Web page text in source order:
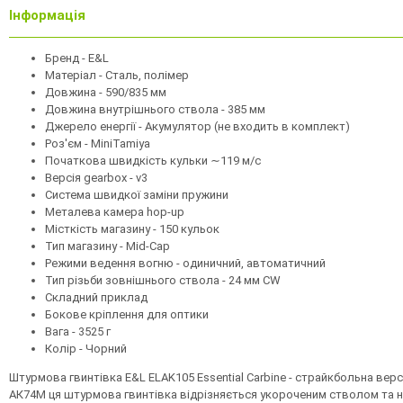
Інформація
Бренд - E&L
Матеріал - Сталь, полімер
Довжина - 590/835 мм
Довжина внутрішнього ствола - 385 мм
Джерело енергії - Акумулятор (не входить в комплект)
Роз'єм - MiniTamiya
Початкова швидкість кульки ∼119 м/с
Версія gearbox - v3
Система швидкої заміни пружини
Металева камера hop-up
Місткість магазину - 150 кульок
Тип магазину - Mid-Cap
Режими ведення вогню - одиничний, автоматичний
Тип різьби зовнішнього ствола - 24 мм CW
Складний приклад
Бокове кріплення для оптики
Вага - 3525 г
Колір - Чорний
Штурмова гвинтівка E&L ELAK105 Essential Carbine - страйкбольна
АК74М ця штурмова гвинтівка відрізняється укороченим стволом та